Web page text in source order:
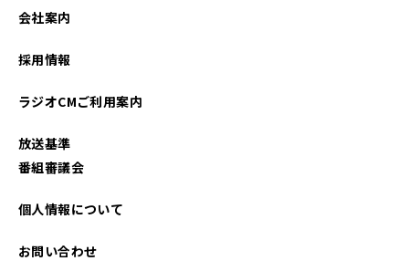
会社案内
採用情報
ラジオCMご利用案内
放送基準
番組審議会
個人情報について
お問い合わせ